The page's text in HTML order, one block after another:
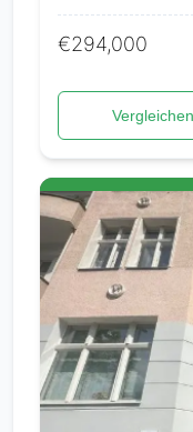
€294,000
Vergleichen